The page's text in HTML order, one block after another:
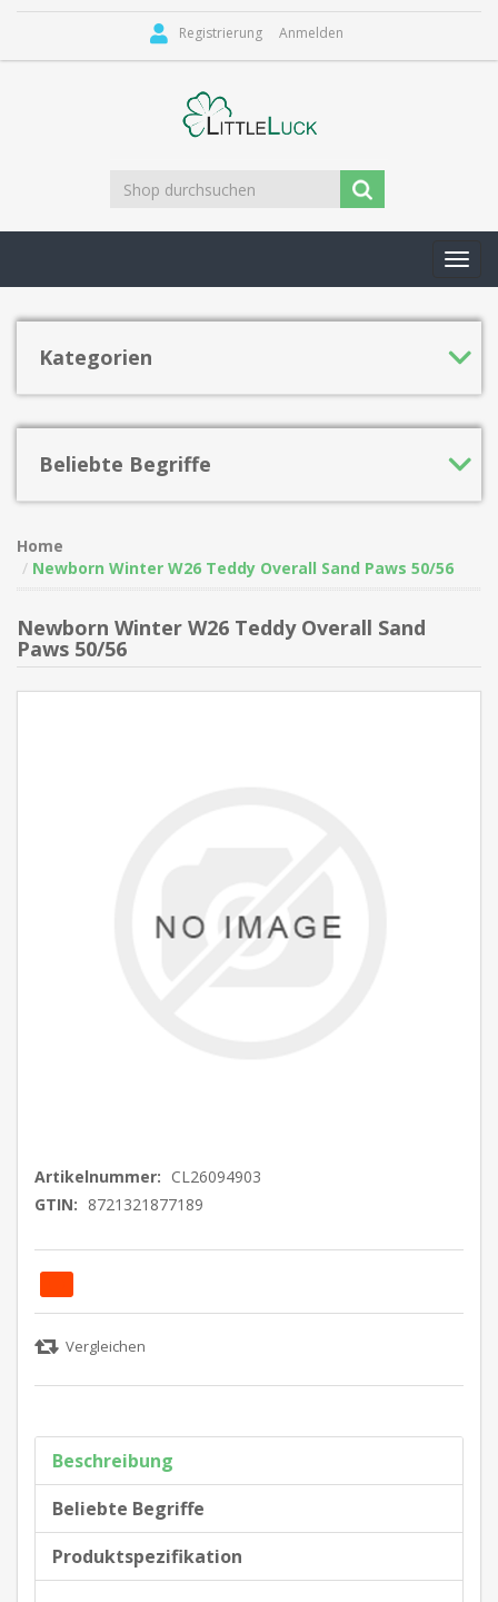
Registrierung Anmelden
Kategorien
Beliebte Begriffe
Home
Newborn Winter W26 Teddy Overall Sand Paws 50/56
Newborn Winter W26 Teddy Overall Sand
Paws 50/56
Artikelnummer: CL26094903
GTIN: 8721321877189
Beschreibung
Beliebte Begriffe
Produktspezifikation